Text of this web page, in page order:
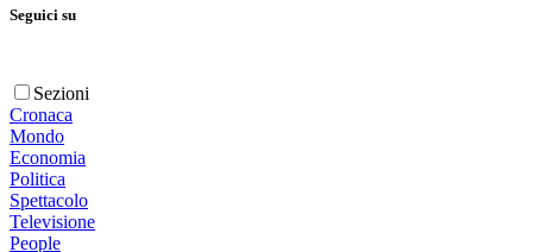
Seguici su
Sezioni
Cronaca
Mondo
Economia
Politica
Spettacolo
Televisione
People